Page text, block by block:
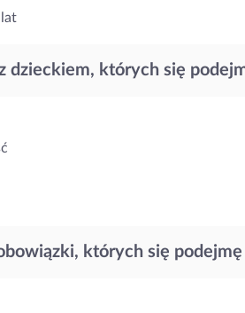
lat
dzieckiem, których się
których się podejmę